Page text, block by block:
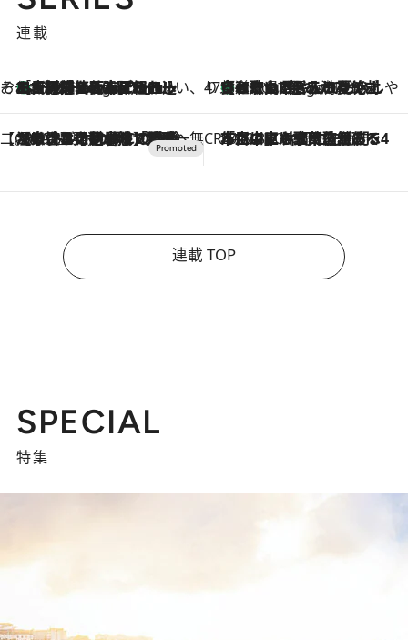
連載
そおだよおこの関西おいしい、おやつ紀行4 Hours Ago
［大阪府箕面市］一皿一皿目の前で仕上げられる、料理を巧みに組み込んだアシェットデセールコース「ミチル アシェット デセール（Michiru assiette dessert）」 47都道府県の手みやげ ひんやりスイーツで夏を満喫
4 Hours Ago
【和歌山県】この夏絶対食べたい 冷やしておいしいおやつ3選 みかんがごろっと丸ごと入ったジュレ
【CREA×星野リゾート】唯一無二。癒しと発見が待つ場所へ
2026.8.7
【トンボの足水浴】ヒノキの香りに包まれて涼感マックス！約13℃の湧水かけ流しを避暑地「星野温泉 トンボの湯」で体験 CREA'S CHOICE
2026.8.7
「立川にも歌舞伎があるんだよ」 片岡仁左衛門・市川中車ら豪華座組みで4年目の立川立飛歌舞伎へ
連載 TOP
SPECIAL
特集